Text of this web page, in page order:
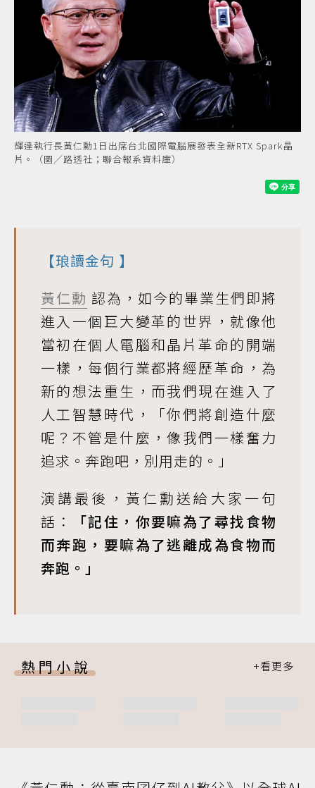
輝達執行長黃仁勳1日出席台北國際電腦展發表全新RTX Spark晶
片。（圖／路透社；聯合報系資料庫）
【琅讀金句 】
黃仁勳 認為，如今的畢業生們即將
進入一個巨大變革的世界，就像他
當初在個人電腦和晶片革命的開端
一樣，每個行業都將經歷革命，為
新的想法重生，而我們現在進入了
人工智慧時代，「你們將創造什麼
呢？不管是什麼，像我們一樣奮力
追求。奔跑吧，別用走的。」
演講最後，黃仁勳送給大家一句
話：
「記住，你要嘛為了尋找食物
而奔跑，要嘛為了逃離成為食物而
奔跑。」
熱門小說